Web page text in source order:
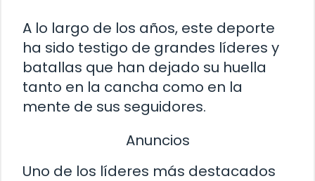
A lo largo de los años, este deporte
ha sido testigo de grandes líderes y
batallas que han dejado su huella
tanto en la cancha como en la
mente de sus seguidores.
Anuncios
Uno de los líderes más destacados